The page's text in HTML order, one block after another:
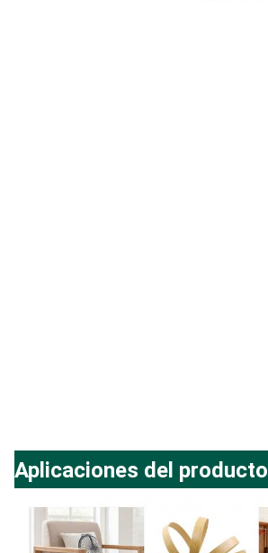
Aplicaciones del producto